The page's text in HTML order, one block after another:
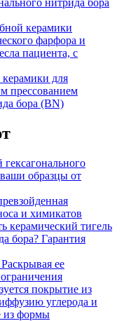
нитрида бора
керамики
фарфора и
пациента, с
для
прессованием
бора (BN)
образцы от
и химикатов
керамический тигель
бора? Гарантия
ее
покрытие из
углерода и
из формы